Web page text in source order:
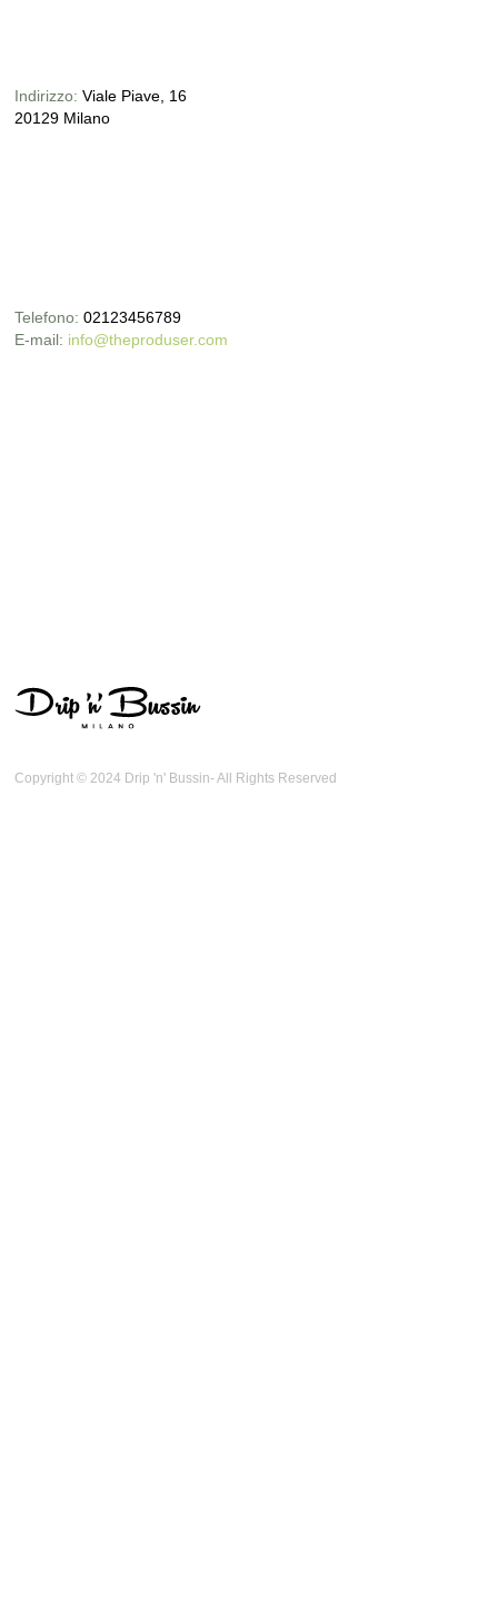
Copyright © 2024 Drip 'n' Bussin- All Rights Reserved
Telefono:02123456789
E-mail: info@theproduser.com
Indirizzo:Viale Piave, 16
20129 Milano